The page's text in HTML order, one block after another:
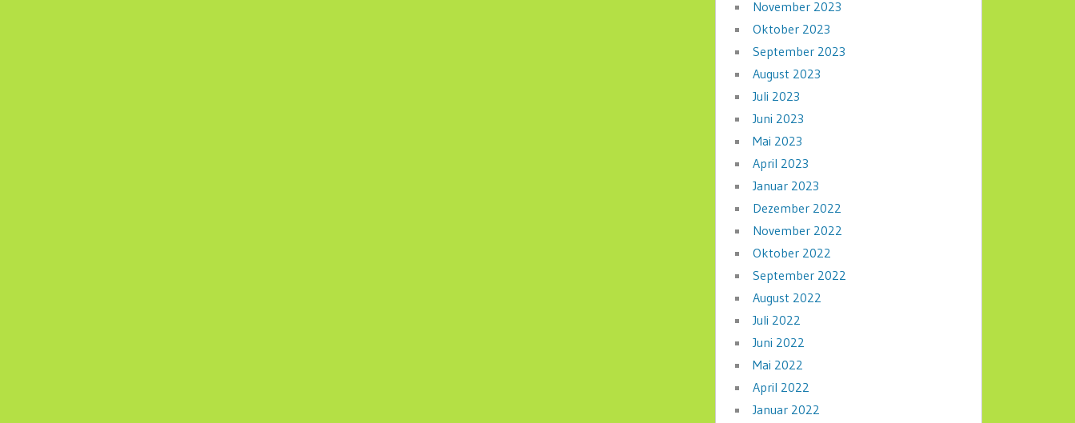
November 2023
Oktober 2023
September 2023
August 2023
Juli 2023
Juni 2023
Mai 2023
April 2023
Januar 2023
Dezember 2022
November 2022
Oktober 2022
September 2022
August 2022
Juli 2022
Juni 2022
Mai 2022
April 2022
Januar 2022